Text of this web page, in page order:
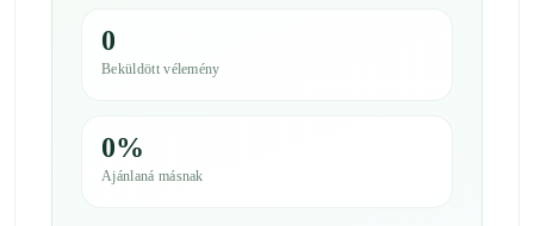
0
Beküldött vélemény
0%
Ajánlaná másnak